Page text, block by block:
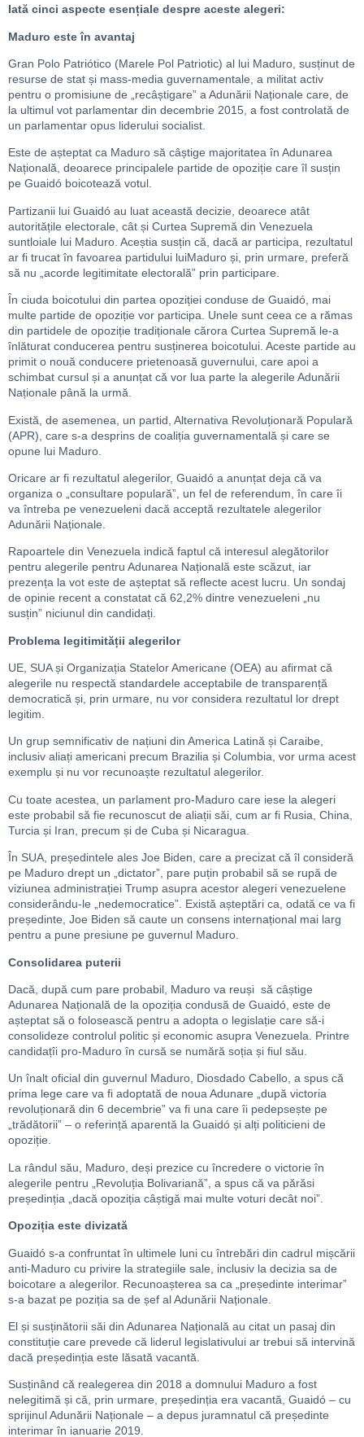
Iată cinci aspecte esențiale despre aceste alegeri:
Maduro este în avantaj
Gran Polo Patriótico (Marele Pol Patriotic) al lui Maduro, susținut de
resurse de stat și mass-media guvernamentale, a militat activ
pentru o promisiune de „recâștigare” a Adunării Naționale care, de
la ultimul vot parlamentar din decembrie 2015, a fost controlată de
un parlamentar opus liderului socialist.
Este de așteptat ca Maduro să câștige majoritatea în Adunarea
Națională, deoarece principalele partide de opoziție care îl susțin
pe Guaidó boicotează votul.
Partizanii lui Guaidó au luat această decizie, deoarece atât
autoritățile electorale, cât și Curtea Supremă din Venezuela
suntloiale lui Maduro. Aceștia susțin că, dacă ar participa, rezultatul
ar fi trucat în favoarea partidului luiMaduro și, prin urmare, preferă
să nu „acorde legitimitate electorală” prin participare.
În ciuda boicotului din partea opoziției conduse de Guaidó, mai
multe partide de opoziție vor participa. Unele sunt ceea ce a rămas
din partidele de opoziție tradiționale cărora Curtea Supremă le-a
înlăturat conducerea pentru susținerea boicotului. Aceste partide au
primit o nouă conducere prietenoasă guvernului, care apoi a
schimbat cursul și a anunțat că vor lua parte la alegerile Adunării
Naționale până la urmă.
Există, de asemenea, un partid, Alternativa Revoluționară Populară
(APR), care s-a desprins de coaliția guvernamentală și care se
opune lui Maduro.
Oricare ar fi rezultatul alegerilor, Guaidó a anunțat deja că va
organiza o „consultare populară”, un fel de referendum, în care îi
va întreba pe venezueleni dacă acceptă rezultatele alegerilor
Adunării Naționale.
Rapoartele din Venezuela indică faptul că interesul alegătorilor
pentru alegerile pentru Adunarea Națională este scăzut, iar
prezența la vot este de așteptat să reflecte acest lucru. Un sondaj
de opinie recent a constatat că 62,2% dintre venezueleni „nu
susțin” niciunul din candidați.
Problema legitimității alegerilor
UE, SUA și Organizația Statelor Americane (OEA) au afirmat că
alegerile nu respectă standardele acceptabile de transparență
democratică și, prin urmare, nu vor considera rezultatul lor drept
legitim.
Un grup semnificativ de națiuni din America Latină și Caraibe,
inclusiv aliați americani precum Brazilia și Columbia, vor urma acest
exemplu și nu vor recunoaște rezultatul alegerilor.
Cu toate acestea, un parlament pro-Maduro care iese la alegeri
este probabil să fie recunoscut de aliații săi, cum ar fi Rusia, China,
Turcia și Iran, precum și de Cuba și Nicaragua.
În SUA, președintele ales Joe Biden, care a precizat că îl consideră
pe Maduro drept un „dictator”, pare puțin probabil să se rupă de
viziunea administrației Trump asupra acestor alegeri venezuelene
considerându-le „nedemocratice”. Există așteptări ca, odată ce va fi
președinte, Joe Biden să caute un consens internațional mai larg
pentru a pune presiune pe guvernul Maduro.
Consolidarea puterii
Dacă, după cum pare probabil, Maduro va reuși să câștige
Adunarea Națională de la opoziția condusă de Guaidó, este de
așteptat să o folosească pentru a adopta o legislație care să-i
consolideze controlul politic și economic asupra Venezuela. Printre
candidațîi pro-Maduro în cursă se numără soția și fiul său.
Un înalt oficial din guvernul Maduro, Diosdado Cabello, a spus că
prima lege care va fi adoptată de noua Adunare „după victoria
revoluționară din 6 decembrie” va fi una care îi pedepsește pe
„trădătorii” – o referință aparentă la Guaidó și alți politicieni de
opoziție.
La rândul său, Maduro, deși prezice cu încredere o victorie în
alegerile pentru „Revoluția Bolivariană”, a spus că va părăsi
președinția „dacă opoziția câștigă mai multe voturi decât noi”.
Opoziția este divizată
Guaidó s-a confruntat în ultimele luni cu întrebări din cadrul mișcării
anti-Maduro cu privire la strategiile sale, inclusiv la decizia sa de
boicotare a alegerilor. Recunoașterea sa ca „președinte interimar”
s-a bazat pe poziția sa de șef al Adunării Naționale.
El și susținătorii săi din Adunarea Națională au citat un pasaj din
constituție care prevede că liderul legislativului ar trebui să intervină
dacă președinția este lăsată vacantă.
Susținând că realegerea din 2018 a domnului Maduro a fost
nelegitimă și că, prin urmare, președinția era vacantă, Guaidó – cu
sprijinul Adunării Naționale – a depus juramnatul că președinte
interimar în ianuarie 2019.